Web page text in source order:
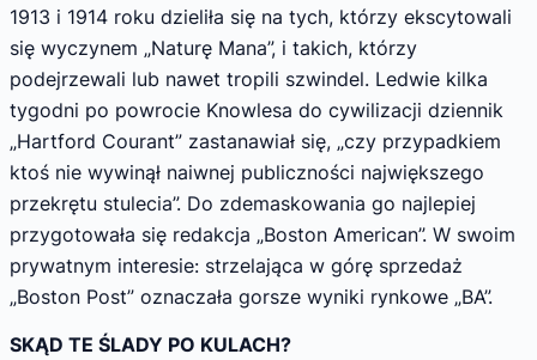
1913 i 1914 roku dzieliła się na tych, którzy ekscytowali
się wyczynem „Naturę Mana”, i takich, któ­rzy
podejrzewali lub nawet tropili szwindel. Ledwie kilka
tygodni po powrocie Knowlesa do cywilizacji dziennik
„Hartford Courant” zastanawiał się, „czy przypadkiem
ktoś nie wywinął naiwnej publiczności największego
przekrętu stulecia”. Do zdemaskowania go najlepiej
przygotowała się redakcja „Boston American”. W swoim
prywatnym interesie: strzelająca w górę sprzedaż
„Boston Post” oznaczała gorsze wyniki rynkowe „BA”.
SKĄD TE ŚLADY PO KULACH?